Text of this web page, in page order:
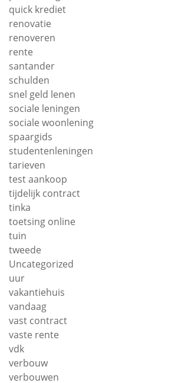
quick krediet
renovatie
renoveren
rente
santander
schulden
snel geld lenen
sociale leningen
sociale woonlening
spaargids
studentenleningen
tarieven
test aankoop
tijdelijk contract
tinka
toetsing online
tuin
tweede
Uncategorized
uur
vakantiehuis
vandaag
vast contract
vaste rente
vdk
verbouw
verbouwen